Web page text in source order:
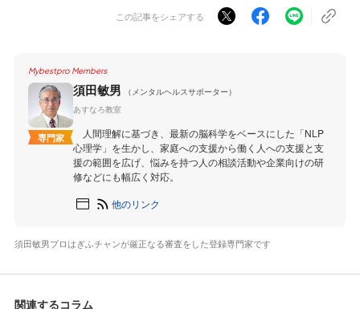
この記事をシェアする
Mybestpro Members
専門家
須田敏男
（メンタルヘルスサポーター）
あすなろ教室
人間理解に基づき、最新の脳科学をベースにした「NLP
心理学」を生かし、家庭への支援から働く人への支援と支
援の範囲を広げ、悩みを持つ人の相談活動や企業向けの研
修などにも幅広く対応。
他のリンク
須田敏男プロはぎふチャンが厳正なる審査をした登録専門家です
関連するコラム